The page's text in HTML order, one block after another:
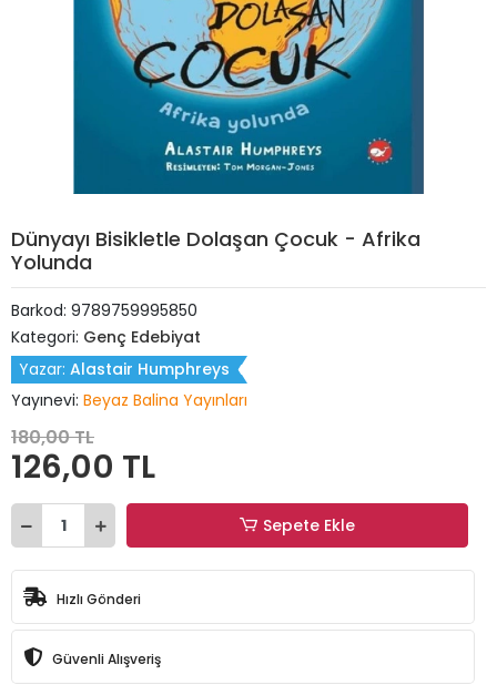
Dünyayı Bisikletle Dolaşan Çocuk - Afrika
Yolunda
Barkod: 9789759995850
Kategori: Genç Edebiyat
Yazar: Alastair Humphreys
Yayınevi: Beyaz Balina Yayınları
180,00 TL
126,00 TL
Sepete Ekle
Hızlı Gönderi
Güvenli Alışveriş